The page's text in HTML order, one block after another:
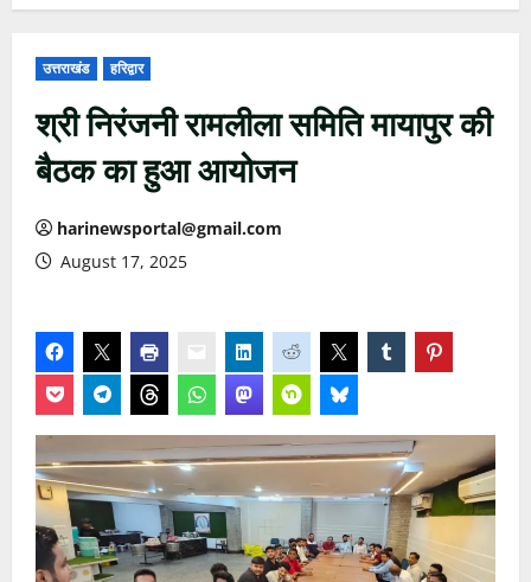
उत्तराखंड हरिद्वार
श्री निरंजनी रामलीला समिति मायापुर की
बैठक का हुआ आयोजन
harinewsportal@gmail.com
August 17, 2025